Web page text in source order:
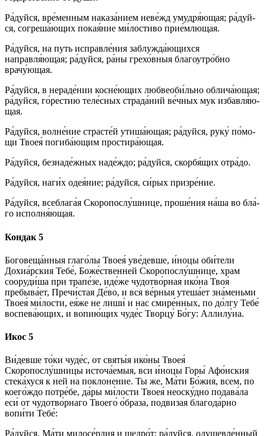
Ра́­дуй­ся, вре́менным наказа́нием неве́жд умудря́ющая; ра́­дуй­
ся, согреша́ющих по­кая́­ние ми́­ло­сти­во при­е́м­лю­щая.
Ра́­дуй­ся, на путь исправле́ния заблужда́ющихся
направля́ющая; ра́­дуй­ся, ра́­ны гре­хо́в­ныя бла­го­утро́б­но
врачу́ющая.
Ра́­дуй­ся, в нераде́нии косне́ющих любвеоби́льно об­ли­ча́ю­щая;
ра́­дуй­ся, го́рестию те­ле́с­ных страда́ний ве́ч­ных мук из­бав­ля́ю­
щая.
Ра́­дуй­ся, волне́ние страс­те́й утиша́ющая; ра́­дуй­ся, ру­ку́ по́­мо­
щи Твоея́ погиба́ющим простира́ющая.
Ра́­дуй­ся, безнаде́жных на­де́ж­до; ра́­дуй­ся, скор­бя́­щих от­ра́­до.
Ра́­дуй­ся, на­ги́х оде­я́ние; ра́­дуй­ся, си́­рых при­зре́­ние.
Ра́­дуй­ся, всеблага́я Скоропослу́шнице, про­ше́­ния на́­ша во бла́­
го исполня́ющая.
Кондак 5
Боговеща́нныя гла­го́­лы Твоея́ уве́девше, и́ноцы оби́­те­ли
Дохиа́рския Те­бе́, Боже́ственней Скоропослу́шнице, храм
сооруди́ша при трапе́зе, иде́­же чудотво́рная ико́­на Твоя́
пребыва́ет, Пре­чи́с­тая Де́­во, и вся ве́р­ныя утеша́ет зна́­мень­ми
Твоея́ ми́­лос­ти, ея́­же не лиши́ и нас смире́нных, по до́лгу Те­бе́
воспева́ющих, и во­пию́­щих чу­де́с Твор­цу́ Бо́­гу: Алли­лу́иа.
Икос 5
Ви́­дев­ше то́­ки чу­де́с, от свя­ты́я ико́­ны Твоея́
Скоропослу́шницы источа́емыя, вси и́ноцы Горы́ Афо́нския
стека́хуся к ней на по­кло­не­ние. Ты же, Ма́­ти Бо́­жия, всем, по
коего́ждо потре́бе, да́ры ми́­лос­ти Твоея́ не­ос­ку́д­но подава́ла
еси́ от чудотво́рнаго Тво­его́ о́браза, под­ви­зая бла­го­да́р­но
вопи́ти Те­бе́:
Ра́­дуй­ся, Ма́­ти ми­ло­се́р­дия и щед­ро́т; ра́­дуй­ся, оду­шев­ле́н­ный